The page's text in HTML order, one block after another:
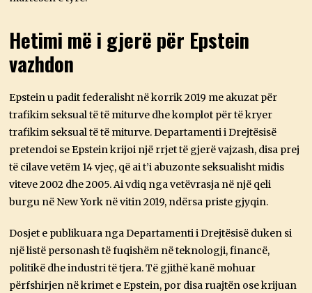
Hetimi më i gjerë për Epstein
vazhdon
Epstein u padit federalisht në korrik 2019 me akuzat për
trafikim seksual të të miturve dhe komplot për të kryer
trafikim seksual të të miturve. Departamenti i Drejtësisë
pretendoi se Epstein krijoi një rrjet të gjerë vajzash, disa prej
të cilave vetëm 14 vjeç, që ai t’i abuzonte seksualisht midis
viteve 2002 dhe 2005. Ai vdiq nga vetëvrasja në një qeli
burgu në New York në vitin 2019, ndërsa priste gjyqin.
Dosjet e publikuara nga Departamenti i Drejtësisë duken si
një listë personash të fuqishëm në teknologji, financë,
politikë dhe industri të tjera. Të gjithë kanë mohuar
përfshirjen në krimet e Epstein, por disa ruajtën ose krijuan